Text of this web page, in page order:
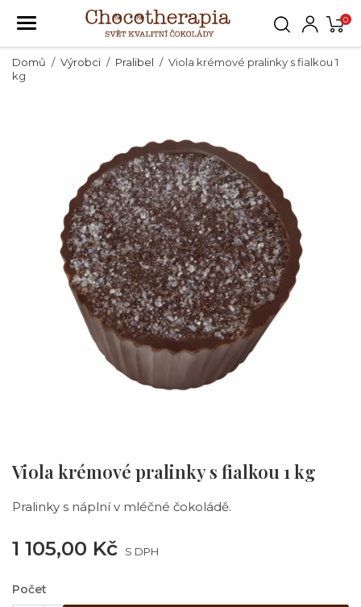
0
Domů Výrobci Pralibel
Viola krémové pralinky s fialkou 1
kg
Viola krémové pralinky s fialkou 1 kg
Pralinky s náplní v mléčné čokoládě.
1 105,00 Kč S DPH
Počet